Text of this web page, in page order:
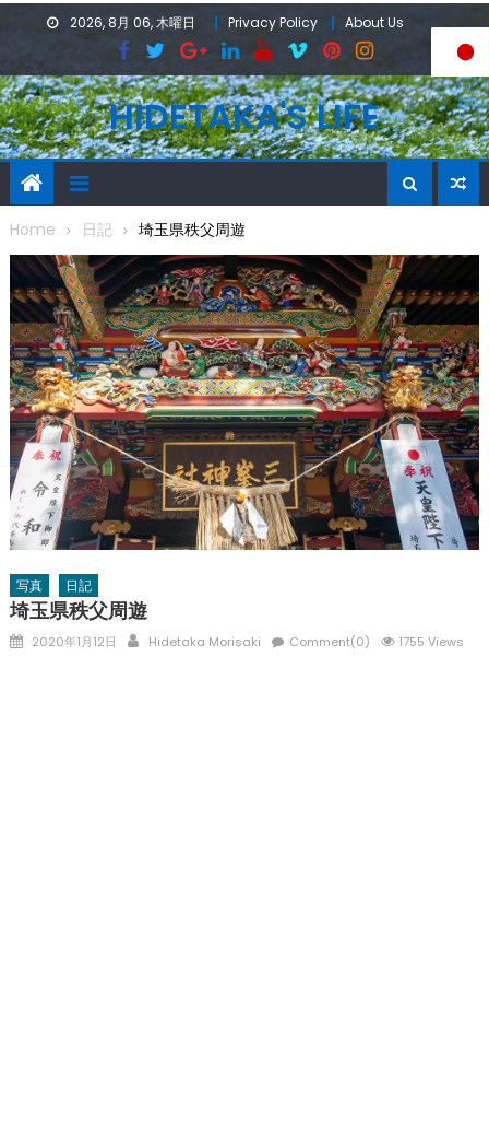
2026, 8月 06, 木曜日 Privacy Policy About Us
HIDETAKA'S LIFE
Home 日記 埼玉県秩父周遊
写真 日記
埼玉県秩父周遊
Posted
2020年1月12日 Author
Hidetaka Morisaki Comment(0) 1755 Views